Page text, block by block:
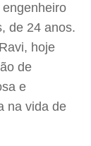
de 24 anos.
hoje
de
e
na vida de